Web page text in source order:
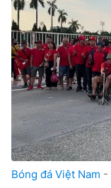
Bên lề
THỜI BÁO VTV
Theo dõi báo trên
Bóng đá Việt Nam